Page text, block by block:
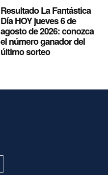
Resultado La Fantástica
Día HOY jueves 6 de
agosto de 2026: conozca
el número ganador del
último sorteo